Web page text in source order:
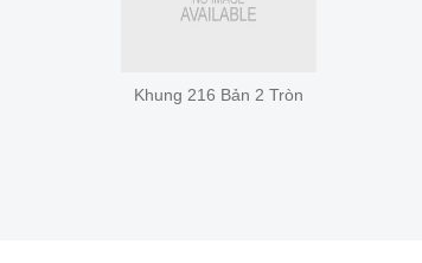
Khung 216 Bản 2 Tròn